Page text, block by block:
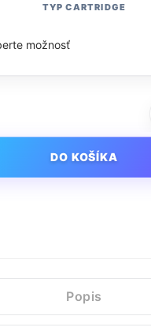
TYP CARTRIDGE
DO KOŠÍKA
Popis